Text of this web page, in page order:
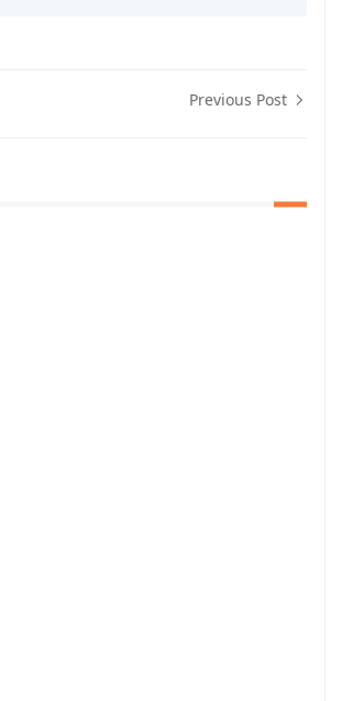
Previous Post